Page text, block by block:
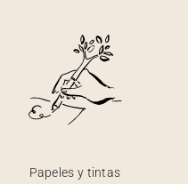
Papeles y tintas